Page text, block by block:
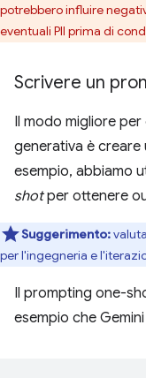
potrebbero influire
eventuali PII prima di
Scrivere un
Il modo migliore
generativa è
esempio, abbiamo
shotper ottenere
Suggerimento:
per l'ingegneria e
Il prompting one-
esempio che